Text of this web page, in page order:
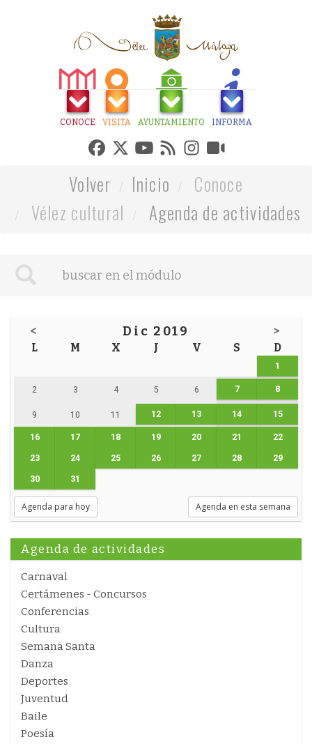
CONOCE VISITA AYUNTAMIENTO INFORMA
Volver Inicio
Conoce
Vélez cultural
Agenda de actividades
< Dic 2019 >
L M X J V S D
1
2 3 4 5 6 7 8
9 10 11 12 13 14 15
16 17 18 19 20 21 22
23 24 25 26 27 28 29
30 31
Agenda para hoy Agenda en esta semana
Agenda de actividades
Carnaval
Certámenes - Concursos
Conferencias
Cultura
Semana Santa
Danza
Deportes
Juventud
Baile
Poesía